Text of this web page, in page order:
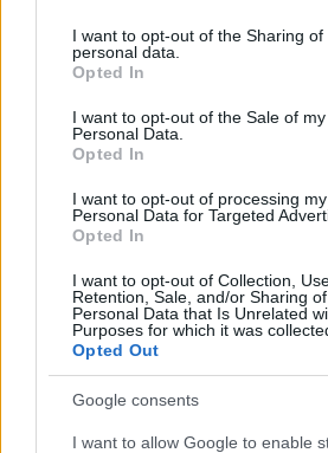
not limited to your visit or usage
grant or deny consent to Google and
use your data for below specified
consent section.
I want to opt-out of the Sharing of
personal data.
Opted In
I want to opt-out of the Sale of my
Personal Data.
Opted In
I want to opt-out of processing my
Personal Data for Targeted
Opted In
I want to opt-out of Collection,
Retention, Sale, and/or Sharing
Personal Data that Is Unrelated
Purposes for which it was
Opted Out
Google consents
I want to allow Google to enable
Whatsapp
Email
ELŐZŐ POSZT
horoszkóp 2024. október
a csillagjegyek sorsfordító
jutnak: